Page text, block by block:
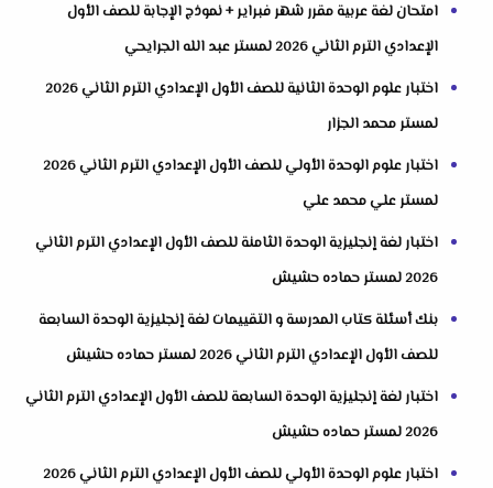
امتحان لغة عربية مقرر شهر فبراير + نموذج الإجابة للصف الأول
الإعدادي الترم الثاني 2026 لمستر عبد الله الجرايحي
اختبار علوم الوحدة الثانية للصف الأول الإعدادي الترم الثاني 2026
لمستر محمد الجزار
اختبار علوم الوحدة الأولي للصف الأول الإعدادي الترم الثاني 2026
لمستر علي محمد علي
اختبار لغة إنجليزية الوحدة الثامنة للصف الأول الإعدادي الترم الثاني
2026 لمستر حماده حشيش
بنك أسئلة كتاب المدرسة و التقييمات لغة إنجليزية الوحدة السابعة
للصف الأول الإعدادي الترم الثاني 2026 لمستر حماده حشيش
اختبار لغة إنجليزية الوحدة السابعة للصف الأول الإعدادي الترم الثاني
2026 لمستر حماده حشيش
اختبار علوم الوحدة الأولي للصف الأول الإعدادي الترم الثاني 2026